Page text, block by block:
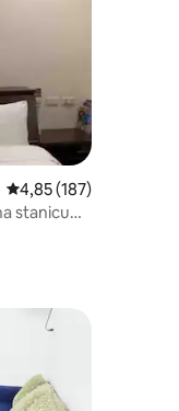
118
Priemerné
4,85 (187)
stanicu